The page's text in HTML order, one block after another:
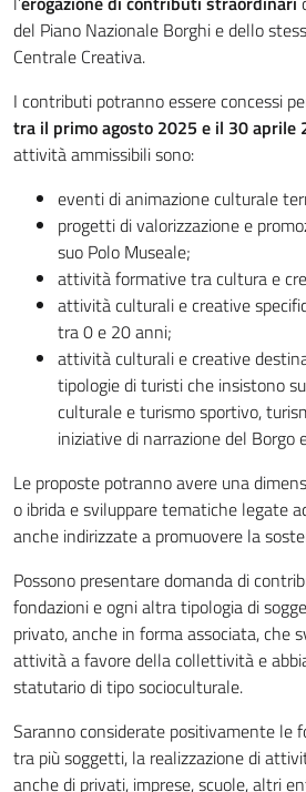
del Piano Nazionale Borghi e dello
Centrale Creativa.
I contributi potranno essere concessi
tra il primo agosto 2025 e il 30 aprile
attività ammissibili sono:
eventi di animazione culturale
progetti di valorizzazione e
suo Polo Museale;
attività formative tra cultura e
attività culturali e creative
tra 0 e 20 anni;
attività culturali e creative
tipologie di turisti che insistono
culturale e turismo sportivo,
iniziative di narrazione del Borgo
Le proposte potranno avere una
o ibrida e sviluppare tematiche legate
anche indirizzate a promuovere la
Possono presentare domanda di
fondazioni e ogni altra tipologia di
privato, anche in forma associata, che
attività a favore della collettività e
statutario di tipo socioculturale.
Saranno considerate positivamente le
tra più soggetti, la realizzazione di
anche di privati, imprese, scuole, altri